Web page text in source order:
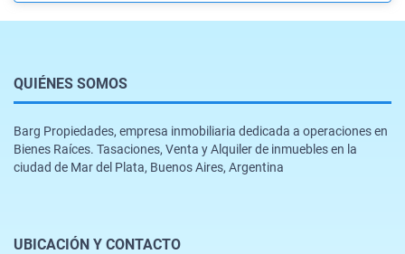
QUIÉNES SOMOS
Barg Propiedades, empresa inmobiliaria dedicada a operaciones en
Bienes Raíces. Tasaciones, Venta y Alquiler de inmuebles en la
ciudad de Mar del Plata, Buenos Aires, Argentina
UBICACIÓN Y CONTACTO